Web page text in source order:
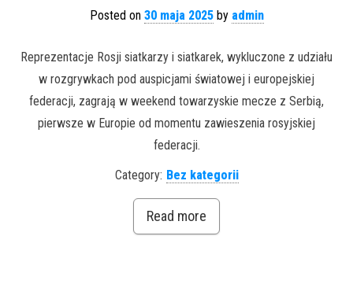
Posted on 30 maja 2025by admin
Reprezentacje Rosji siatkarzy i siatkarek, wykluczone z udziału
w rozgrywkach pod auspicjami światowej i europejskiej
federacji, zagrają w weekend towarzyskie mecze z Serbią,
pierwsze w Europie od momentu zawieszenia rosyjskiej
federacji.
Category: Bez kategorii
Read more